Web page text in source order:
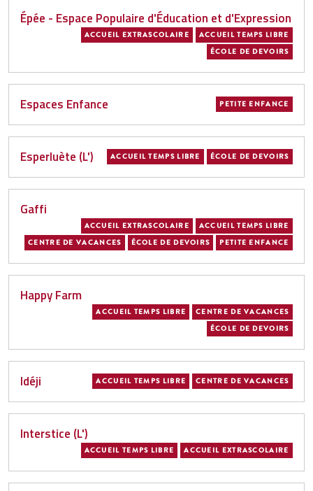
Épée - Espace Populaire d'Éducation et d'Expression
ACCUEIL EXTRASCOLAIRE
ACCUEIL TEMPS LIBRE
ÉCOLE DE DEVOIRS
Espaces Enfance PETITE ENFANCE
Esperluète (L') ACCUEIL TEMPS LIBRE ÉCOLE DE DEVOIRS
Gaffi
ACCUEIL EXTRASCOLAIRE
ACCUEIL TEMPS LIBRE
CENTRE DE VACANCES
ÉCOLE DE DEVOIRS PETITE ENFANCE
Happy Farm
ACCUEIL TEMPS LIBRE
CENTRE DE VACANCES
ÉCOLE DE DEVOIRS
Idéji ACCUEIL TEMPS LIBRE CENTRE DE VACANCES
Interstice (L')
ACCUEIL TEMPS LIBRE ACCUEIL EXTRASCOLAIRE